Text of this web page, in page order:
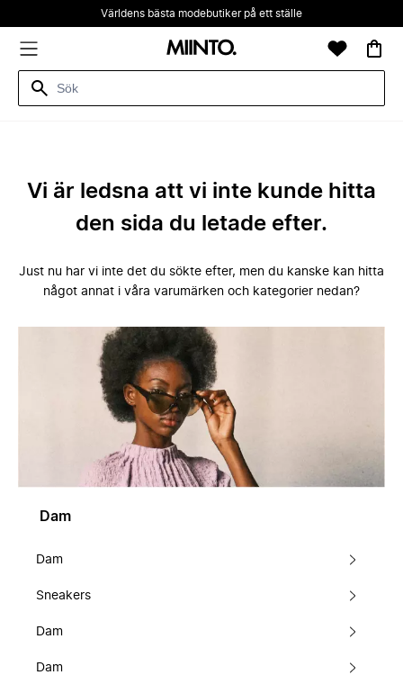
Världens bästa modebutiker på ett ställe
Vi är ledsna att vi inte kunde hitta
den sida du letade efter.
Just nu har vi inte det du sökte efter, men du kanske kan hitta
något annat i våra varumärken och kategorier nedan?
Dam
Dam
Sneakers
Dam
Dam